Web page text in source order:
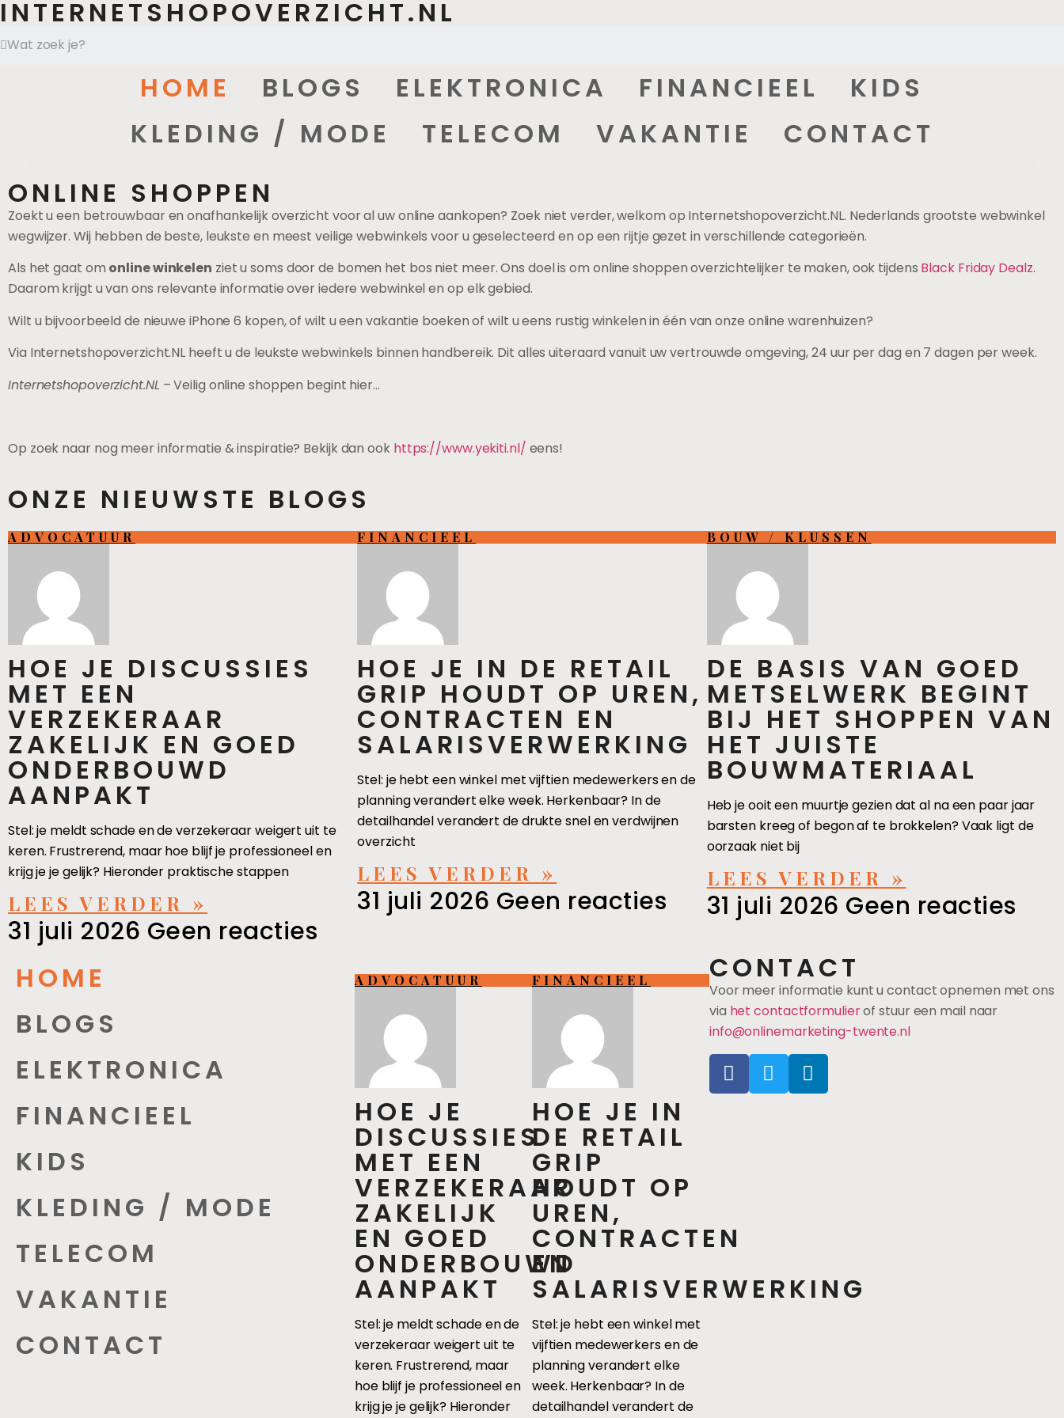
INTERNETSHOPOVERZICHT.NL
HOME BLOGS ELEKTRONICA FINANCIEEL
KIDS
KLEDING / MODE
TELECOM VAKANTIE CONTACT
KLIK HIER
ONLINE SHOPPEN
Zoekt u een betrouwbaar en onafhankelijk overzicht voor al uw online aankopen? Zoek niet verder, welkom op Internetshopoverzicht.NL. Nederlands grootste webwinkel
wegwijzer. Wij hebben de beste, leukste en meest veilige webwinkels voor u geselecteerd en op een rijtje gezet in verschillende categorieën.
Als het gaat om online winkelen ziet u soms door de bomen het bos niet meer. Ons doel is om online shoppen overzichtelijker te maken, ook tijdens Black Friday Dealz.
Daarom krijgt u van ons relevante informatie over iedere webwinkel en op elk gebied.
Wilt u bijvoorbeeld de nieuwe iPhone 6 kopen, of wilt u een vakantie boeken of wilt u eens rustig winkelen in één van onze online warenhuizen?
Via Internetshopoverzicht.NL heeft u de leukste webwinkels binnen handbereik. Dit alles uiteraard vanuit uw vertrouwde omgeving, 24 uur per dag en 7 dagen per week.
Internetshopoverzicht.NL – Veilig online shoppen begint hier…
Op zoek naar nog meer informatie & inspiratie? Bekijk dan ook https://www.yekiti.nl/ eens!
ONZE NIEUWSTE BLOGS
ADVOCATUUR
HOE JE DISCUSSIES
MET EEN
VERZEKERAAR
ZAKELIJK EN GOED
ONDERBOUWD
AANPAKT
Stel: je meldt schade en de verzekeraar weigert uit te
keren. Frustrerend, maar hoe blijf je professioneel en
krijg je je gelijk? Hieronder praktische stappen
LEES VERDER »
31 juli 2026 Geen reacties
FINANCIEEL
HOE JE IN DE RETAIL
GRIP HOUDT OP UREN,
CONTRACTEN EN
SALARISVERWERKING
Stel: je hebt een winkel met vijftien medewerkers en de
planning verandert elke week. Herkenbaar? In de
detailhandel verandert de drukte snel en verdwijnen
overzicht
LEES VERDER »
31 juli 2026 Geen reacties
BOUW / KLUSSEN
DE BASIS VAN GOED
METSELWERK BEGINT
BIJ HET SHOPPEN VAN
HET JUISTE
BOUWMATERIAAL
Heb je ooit een muurtje gezien dat al na een paar jaar
barsten kreeg of begon af te brokkelen? Vaak ligt de
oorzaak niet bij
LEES VERDER »
31 juli 2026 Geen reacties
HOME
BLOGS
ELEKTRONICA
FINANCIEEL
KIDS
KLEDING / MODE
TELECOM
VAKANTIE
CONTACT
ADVOCATUUR
HOE JE
DISCUSSIES
MET EEN
VERZEKERAAR
ZAKELIJK
EN GOED
ONDERBOUWD
AANPAKT
Stel: je meldt schade en de
verzekeraar weigert uit te
keren. Frustrerend, maar
hoe blijf je professioneel en
krijg je je gelijk? Hieronder
FINANCIEEL
HOE JE IN
DE RETAIL
GRIP
HOUDT OP
UREN,
CONTRACTEN
EN
SALARISVERWERKING
Stel: je hebt een winkel met
vijftien medewerkers en de
planning verandert elke
week. Herkenbaar? In de
detailhandel verandert de
CONTACT
Voor meer informatie kunt u contact opnemen met ons
via het contactformulierof stuur een mail naar
info@onlinemarketing-twente.nl